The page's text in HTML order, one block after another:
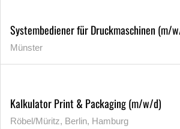
Systembediener für Druckmaschinen (m/
Münster
Kalkulator Print & Packaging (m/w/d)
Röbel/Müritz, Berlin, Hamburg